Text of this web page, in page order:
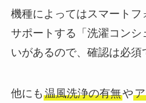
機種によってはスマートフ
サポートする「洗濯コンシ
いがあるので、確認は必須
他にも 温風洗浄の有無や